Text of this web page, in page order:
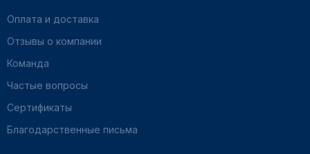
Оплата и доставка
Отзывы о компании
Команда
Частые вопросы
Сертификаты
Благодарственные письма